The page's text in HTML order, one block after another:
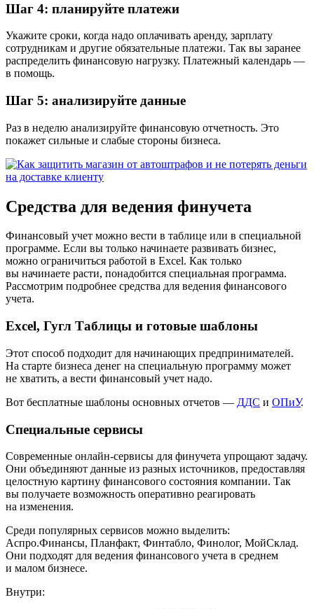
Шаг 4: планируйте платежи
Укажите сроки, когда надо оплачивать аренду, зарплату
сотрудникам и другие обязательные платежи. Так вы заранее
распределить финансовую нагрузку. Платежный календарь —
в помощь.
Шаг 5: анализируйте данные
Раз в неделю анализируйте финансовую отчетность. Это
покажет сильные и слабые стороны бизнеса.
Средства для ведения финучета
Финансовый учет можно вести в таблице или в специальной
программе. Если вы только начинаете развивать бизнес,
можно ограничиться работой в Excel. Как только
вы начинаете расти, понадобится специальная программа.
Рассмотрим подробнее средства для ведения финансового
учета.
Excel, Гугл Таблицы и готовые шаблоны
Этот способ подходит для начинающих предпринимателей.
На старте бизнеса денег на специальную программу может
не хватить, а вести финансовый учет надо.
Вот бесплатные шаблоны основных отчетов — ДДС и ОПиУ.
Специальные сервисы
Современные онлайн-сервисы для финучета упрощают задачу.
Они объединяют данные из разных источников, предоставляя
целостную картину финансового состояния компании. Так
вы получаете возможность оперативно реагировать
на изменения.
Среди популярных сервисов можно выделить:
Аспро.Финансы, Планфакт, Финтабло, Финолог, МойСклад.
Они подходят для ведения финансового учета в среднем
и малом бизнесе.
Внутри: